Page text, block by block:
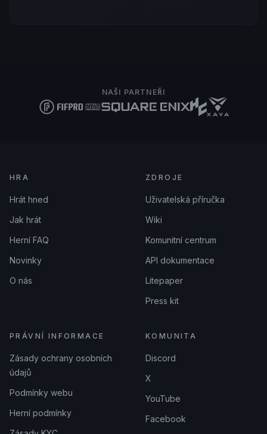
NAŠI PARTNEŘI
HRA
Hrát hned
Jak hrát
Herní FAQ
Novinky
O nás
ZDROJE
Uživatelská příručka
Wiki
Komunitní centrum
API dokumentace
Litepaper
Press kit
PRÁVNÍ INFORMACE
Zásady ochrany osobních
údajů
Podmínky webu
Herní podmínky
KOMUNITA
Discord
X
YouTube
Facebook